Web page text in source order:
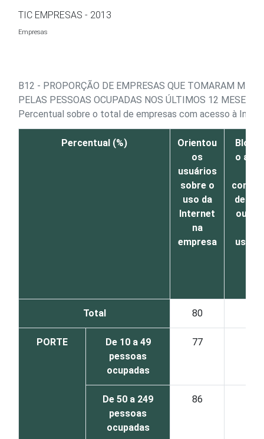
TIC EMPRESAS - 2013
Empresas
B12 - PROPORÇÃO DE EMPRESAS QUE TOMARAM
PELAS PESSOAS OCUPADAS NOS ÚLTIMOS 12 MESES
Percentual sobre o total de empresas com acesso à
Percentual (%)
Orientou
os
usuários
sobre o
uso da
Internet
na
empresa
o
de
ou
Total 80
PORTE
De 10 a 49
pessoas
ocupadas
77
De 50 a 249
pessoas
ocupadas
86